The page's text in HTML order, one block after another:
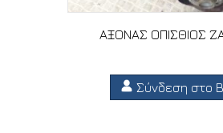
ΑΞΟΝΑΣ ΟΠΙΣΘΙΟΣ
Σύνδεση στο